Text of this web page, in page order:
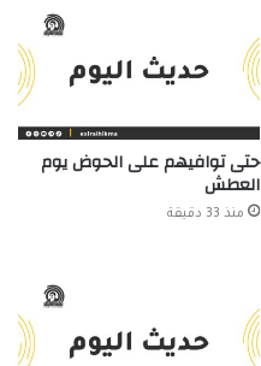
حتى توافيهم على الحوض يوم
العطش
منذ 33 دقيقة